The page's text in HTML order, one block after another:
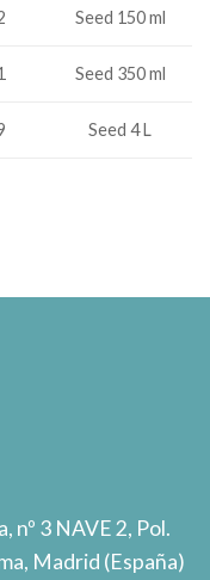
Seed 150 ml
Seed 350 ml
Seed 4 L
nº 3 NAVE 2, Pol.
Madrid (España)